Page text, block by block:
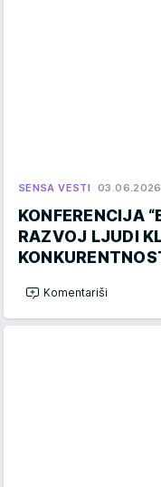
SENSA VESTI 03.06.2026.
KONFERENCIJA
RAZVOJ LJUDI
Komentariši